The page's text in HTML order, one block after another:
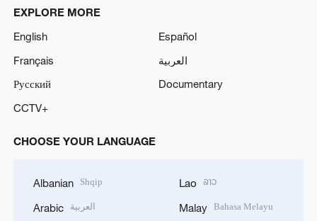
EXPLORE MORE
English
Español
Français
العربية
Русский
Documentary
CCTV+
CHOOSE YOUR LANGUAGE
Albanian Shqip
Arabic العربية
Lao ລາວ
Malay Bahasa Melayu